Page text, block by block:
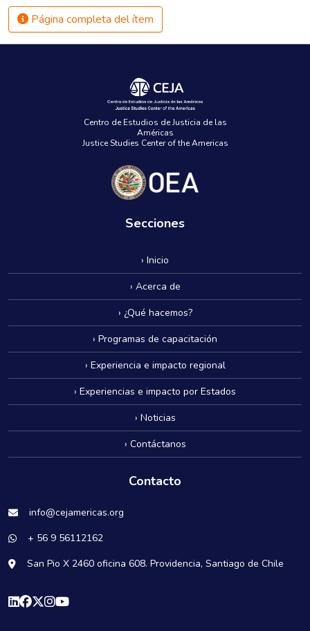
Página completa del ítem
Centro de Estudios de Justicia de las
Américas
Justice Studies Center of the Americas
Secciones
› Inicio
› Acerca de
› ¿Qué hacemos?
› Programas de capacitación
› Experiencia e impacto regional
› Experiencias e impacto por Estados
› Noticias
› Contáctanos
Contacto
info@cejamericas.org
+ 56 9 56112162
San Pio X 2460 oficina 608. Providencia, Santiago de Chile